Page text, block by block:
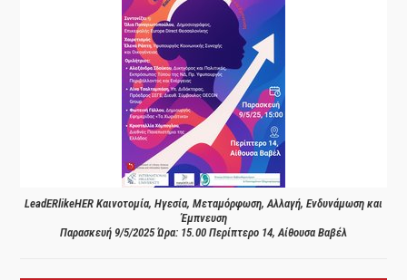
LeadERlikeHER Καινοτομία, Ηγεσία, Μεταμόρφωση, Αλλαγή, Ενδυνάμωση και
Έμπνευση
Παρασκευή 9/5/2025 Ώρα: 15.00 Περίπτερο 14, Αίθουσα Βαβέλ